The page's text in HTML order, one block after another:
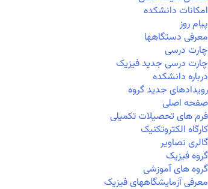
امکانات دانشکده
پیام روز
معرفی دستگاهها
چارت درسی
چارت درسی جدید فیزیک
درباره دانشکده
رویدادهای جدید گروه
صفحه اصلی
فرم های تحصیلات تکمیلی
کارگاه الکتروتکنیک
گالری تصاویر
گروه فیزیک
گروه های آموزشی
معرفی آزمایشگاههای فیزیک